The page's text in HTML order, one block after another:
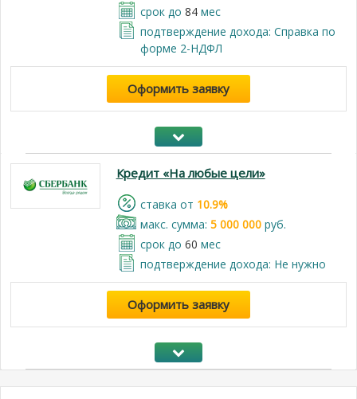
срок до 84мес
подтверждение дохода: Справка по
форме 2-НДФЛ
Оформить заявку
Кредит «На любые цели»
cтавка от 10.9%
макс. сумма: 5 000 000руб.
срок до 60 мес
подтверждение дохода: Не нужно
Оформить заявку